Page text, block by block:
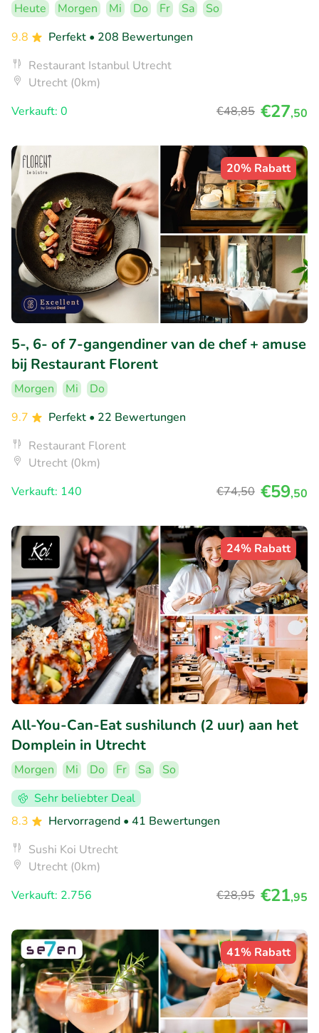
Heute Morgen Mi Do Fr Sa
So
9.8
Perfekt • 208 Bewertungen
Restaurant Istanbul Utrecht
Utrecht (0km)
Verkauft: 0
€48,85 €27,50
20% Rabatt
5-, 6- of 7-gangendiner van de chef + amuse
bij Restaurant Florent
Morgen Mi
Do
9.7
Perfekt • 22 Bewertungen
Restaurant Florent
Utrecht (0km)
Verkauft: 140
€74,50 €59,50
24% Rabatt
All-You-Can-Eat sushilunch (2 uur) aan het
Domplein in Utrecht
Morgen Mi Do Fr Sa
So
Sehr beliebter Deal
8.3
Hervorragend • 41 Bewertungen
Sushi Koi Utrecht
Utrecht (0km)
Verkauft: 2.756
€28,95 €21,95
41% Rabatt